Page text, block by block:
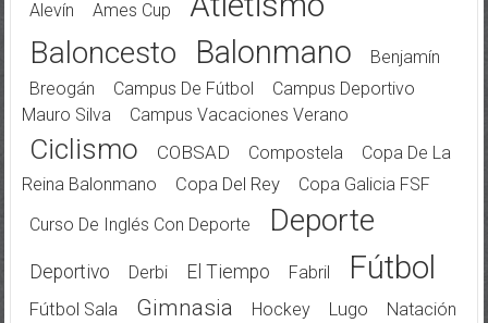
Alevín Ames Cup
Baloncesto Balonmano
Benjamín
Breogán
Campus De Fútbol
Campus Deportivo
Mauro Silva
Campus Vacaciones Verano
Ciclismo COBSAD Compostela
Copa De La
Reina Balonmano
Copa Del Rey
Copa Galicia FSF
Curso De Inglés Con Deporte
Deporte
Deportivo Derbi El Tiempo Fabril Fútbol
Fútbol Sala Gimnasia Hockey Lugo Natación